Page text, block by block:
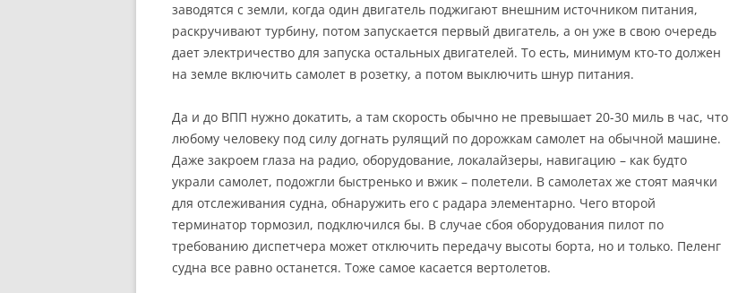
заводятся с земли, когда один двигатель поджигают внешним источником питания,
раскручивают турбину, потом запускается первый двигатель, а он уже в свою очередь
дает электричество для запуска остальных двигателей. То есть, минимум кто-то должен
на земле включить самолет в розетку, а потом выключить шнур питания.
Да и до ВПП нужно докатить, а там скорость обычно не превышает 20-30 миль в час, что
любому человеку под силу догнать рулящий по дорожкам самолет на обычной машине.
Даже закроем глаза на радио, оборудование, локалайзеры, навигацию – как будто
украли самолет, подожгли быстренько и вжик – полетели. В самолетах же стоят маячки
для отслеживания судна, обнаружить его с радара элементарно. Чего второй
терминатор тормозил, подключился бы. В случае сбоя оборудования пилот по
требованию диспетчера может отключить передачу высоты борта, но и только. Пеленг
судна все равно останется. Тоже самое касается вертолетов.